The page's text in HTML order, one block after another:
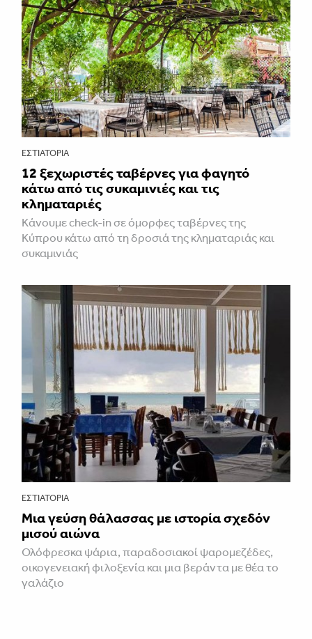
ΕΣΤΙΑΤΌΡΙΑ
12 ξεχωριστές ταβέρνες για φαγητό
κάτω από τις συκαμινιές και τις
κληματαριές
Κάνουμε check-in σε όμορφες ταβέρνες της
Κύπρου κάτω από τη δροσιά της κληματαριάς και
συκαμινιάς
ΕΣΤΙΑΤΌΡΙΑ
Μια γεύση θάλασσας με ιστορία σχεδόν
μισού αιώνα
Ολόφρεσκα ψάρια, παραδοσιακοί ψαρομεζέδες,
οικογενειακή φιλοξενία και μια βεράντα με θέα το
γαλάζιο